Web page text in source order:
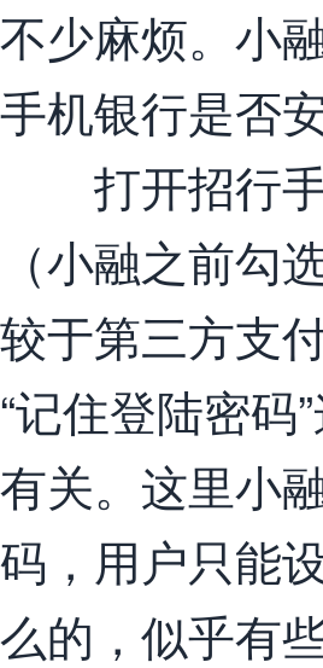
不少麻烦。小
手机银行是否安
打开招行手
（小融之前
较于第三方支
“记住登陆密
有关。这里小
码，用户只能
么的，似乎有